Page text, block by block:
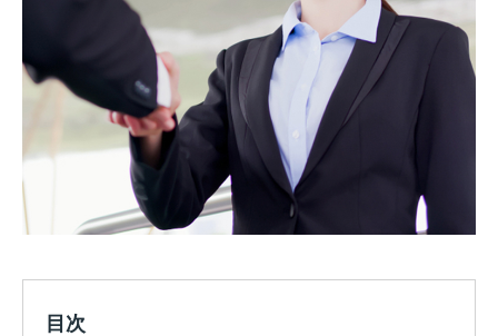
目次